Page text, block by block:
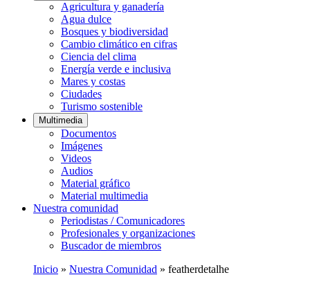
Agricultura y ganadería
Agua dulce
Bosques y biodiversidad
Cambio climático en cifras
Ciencia del clima
Energía verde e inclusiva
Mares y costas
Ciudades
Turismo sostenible
Multimedia
Documentos
Imágenes
Videos
Audios
Material gráfico
Material multimedia
Nuestra comunidad
Periodistas / Comunicadores
Profesionales y organizaciones
Buscador de miembros
Inicio Nuestra Comunidad featherdetalhe